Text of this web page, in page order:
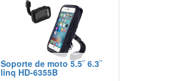
Soporte de moto 5.5¨ 6.3¨
linq HD-6355B